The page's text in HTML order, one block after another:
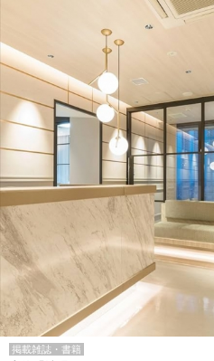
掲載雑誌・書籍